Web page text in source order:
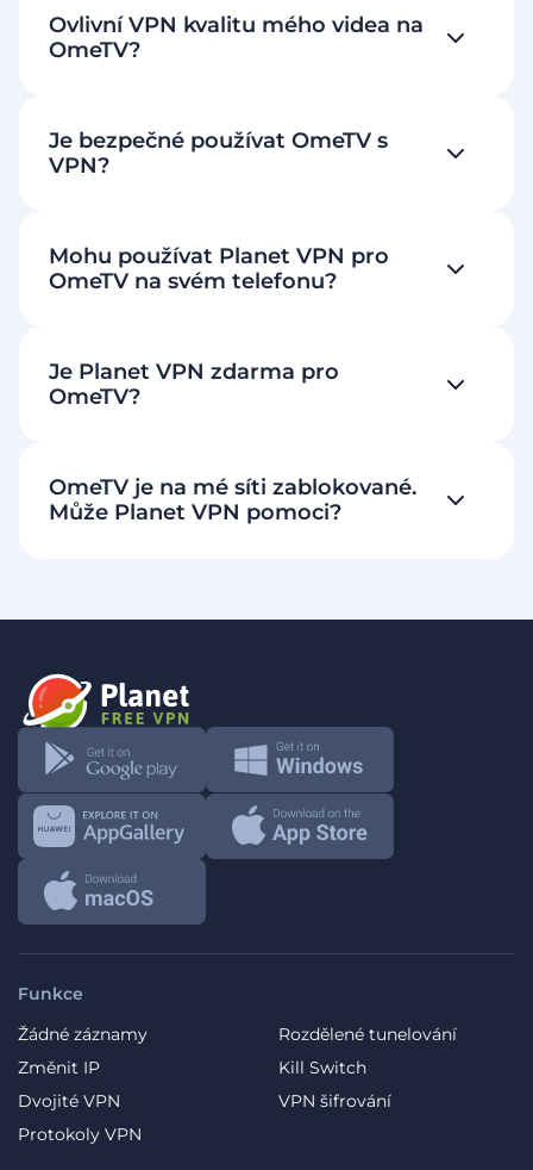
Ovlivní VPN kvalitu mého videa na
OmeTV?
Je bezpečné používat OmeTV s
VPN?
Mohu používat Planet VPN pro
OmeTV na svém telefonu?
Je Planet VPN zdarma pro
OmeTV?
OmeTV je na mé síti zablokované.
Může Planet VPN pomoci?
Funkce
Žádné záznamy
Rozdělené tunelování
Změnit IP
Kill Switch
Dvojité VPN
VPN šifrování
Protokoly VPN